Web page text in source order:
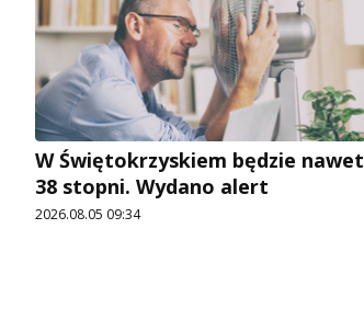
W Świętokrzyskiem będzie nawet
38 stopni. Wydano alert
2026.08.05 09:34